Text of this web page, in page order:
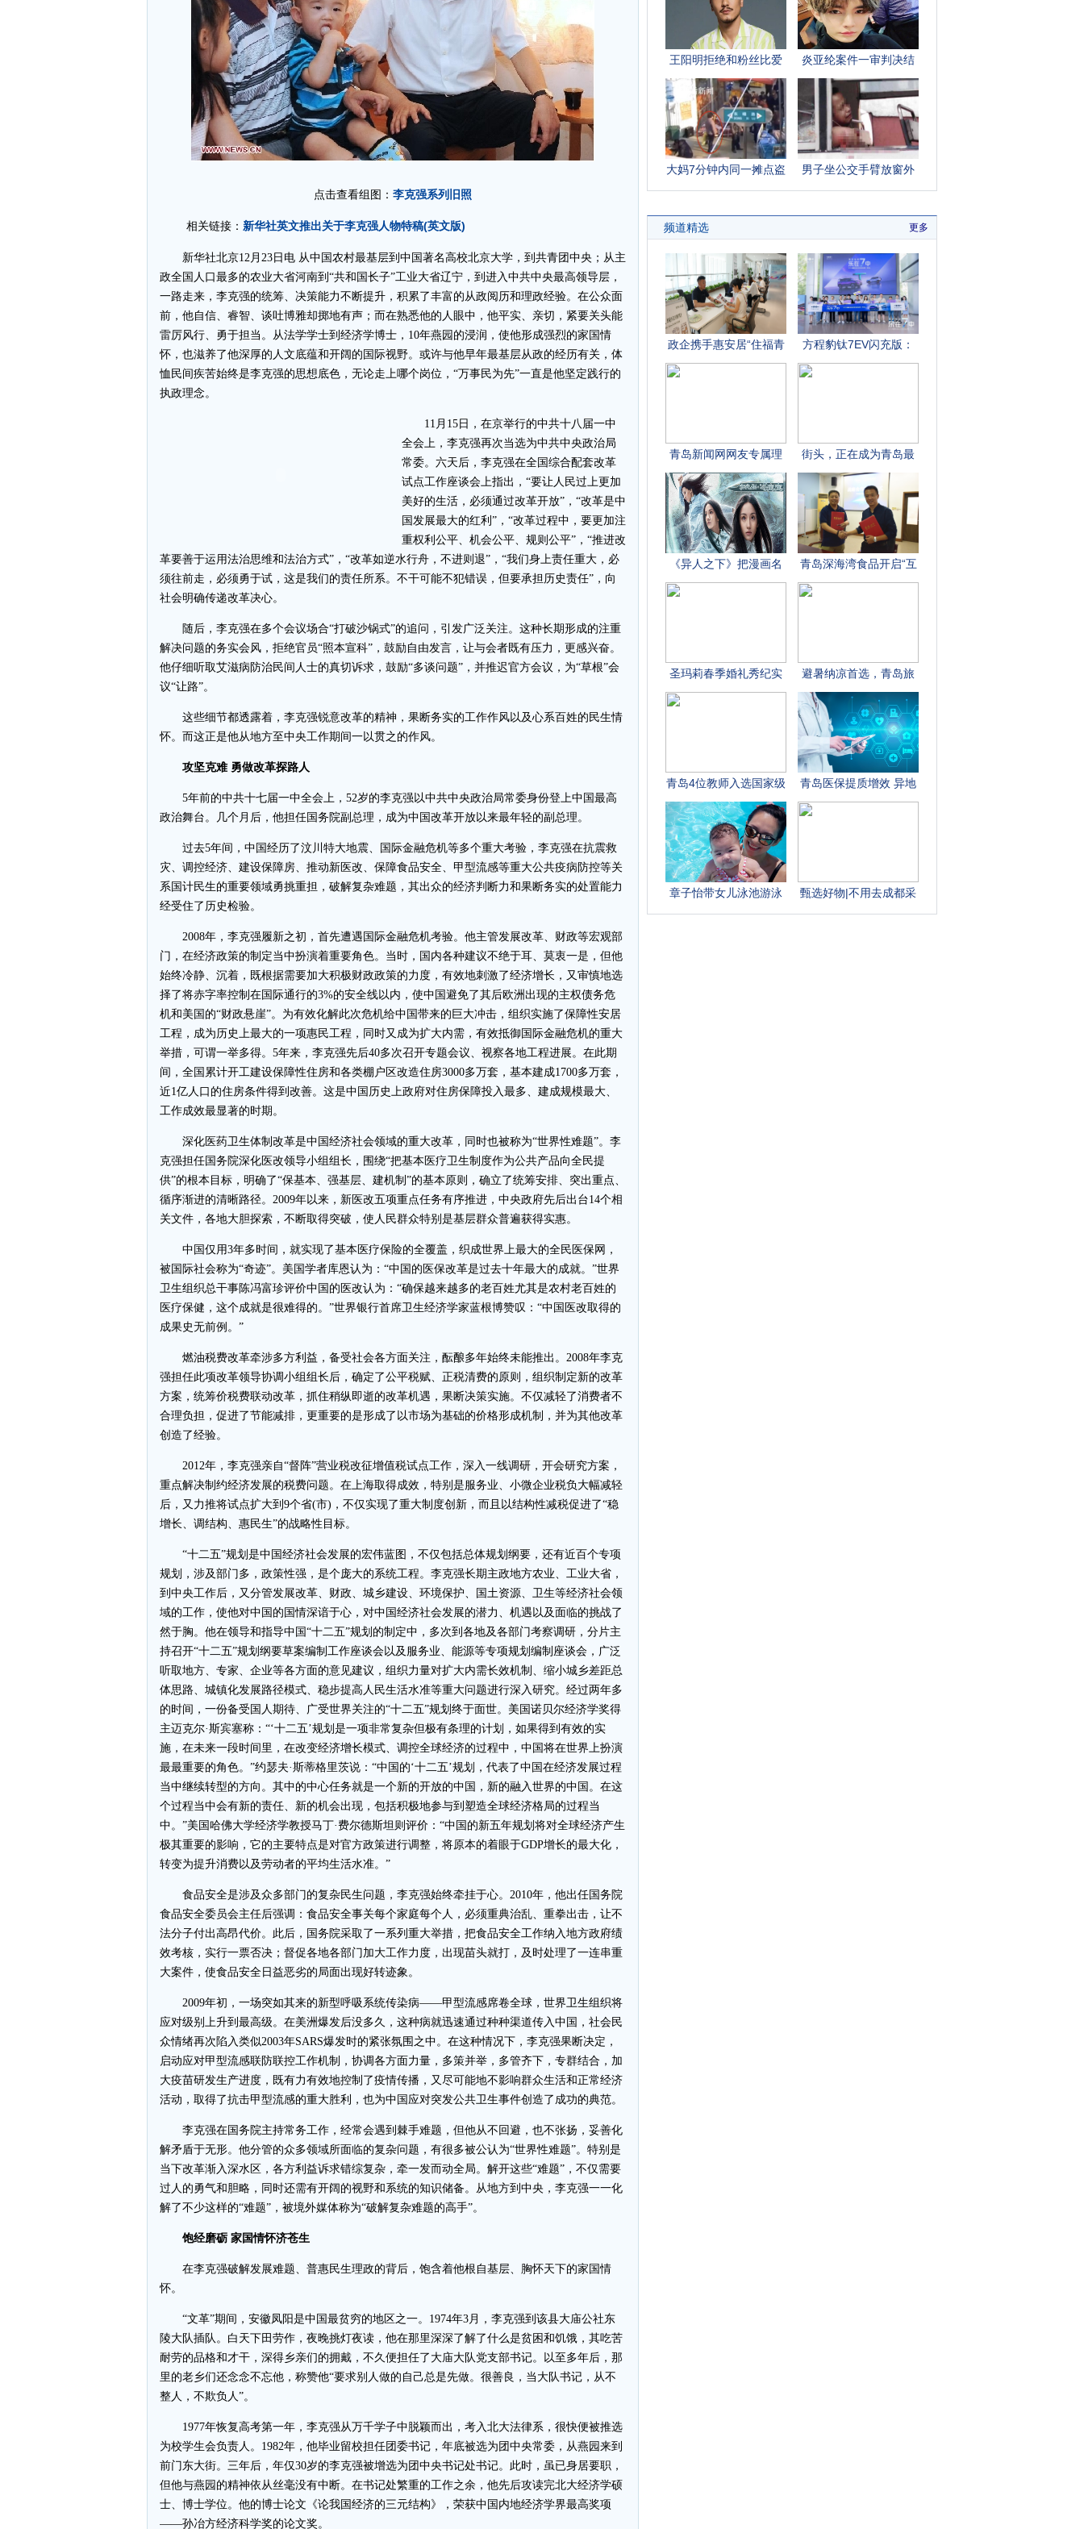
点击查看组图： 李克强系列旧照
相关链接： 新华社英文推出关于李克强人物特稿(英文版)
新华社北京12月23日电 从中国农村最基层到中国著名高校北京大学，到共青团中央；从主
政全国人口最多的农业大省河南到“共和国长子”工业大省辽宁，到进入中共中央最高领导层，
一路走来，李克强的统筹、决策能力不断提升，积累了丰富的从政阅历和理政经验。在公众面
前，他自信、睿智、谈吐博雅却掷地有声；而在熟悉他的人眼中，他平实、亲切，紧要关头能
雷厉风行、勇于担当。从法学学士到经济学博士，10年燕园的浸润，使他形成强烈的家国情
怀，也滋养了他深厚的人文底蕴和开阔的国际视野。或许与他早年最基层从政的经历有关，体
恤民间疾苦始终是李克强的思想底色，无论走上哪个岗位，“万事民为先”一直是他坚定践行的
执政理念。
11月15日，在京举行的中共十八届一中
全会上，李克强再次当选为中共中央政治局
常委。六天后，李克强在全国综合配套改革
试点工作座谈会上指出，“要让人民过上更加
美好的生活，必须通过改革开放”，“改革是中
国发展最大的红利”，“改革过程中，要更加注
重权利公平、机会公平、规则公平”，“推进改
革要善于运用法治思维和法治方式”，“改革如逆水行舟，不进则退”，“我们身上责任重大，必
须往前走，必须勇于试，这是我们的责任所系。不干可能不犯错误，但要承担历史责任”，向
社会明确传递改革决心。
随后，李克强在多个会议场合“打破沙锅式”的追问，引发广泛关注。这种长期形成的注重
解决问题的务实会风，拒绝官员“照本宣科”，鼓励自由发言，让与会者既有压力，更感兴奋。
他仔细听取艾滋病防治民间人士的真切诉求，鼓励“多谈问题”，并推迟官方会议，为“草根”会
议“让路”。
这些细节都透露着，李克强锐意改革的精神，果断务实的工作作风以及心系百姓的民生情
怀。而这正是他从地方至中央工作期间一以贯之的作风。
攻坚克难 勇做改革探路人
5年前的中共十七届一中全会上，52岁的李克强以中共中央政治局常委身份登上中国最高
政治舞台。几个月后，他担任国务院副总理，成为中国改革开放以来最年轻的副总理。
过去5年间，中国经历了汶川特大地震、国际金融危机等多个重大考验，李克强在抗震救
灾、调控经济、建设保障房、推动新医改、保障食品安全、甲型流感等重大公共疫病防控等关
系国计民生的重要领域勇挑重担，破解复杂难题，其出众的经济判断力和果断务实的处置能力
经受住了历史检验。
2008年，李克强履新之初，首先遭遇国际金融危机考验。他主管发展改革、财政等宏观部
门，在经济政策的制定当中扮演着重要角色。当时，国内各种建议不绝于耳、莫衷一是，但他
始终冷静、沉着，既根据需要加大积极财政政策的力度，有效地刺激了经济增长，又审慎地选
择了将赤字率控制在国际通行的3%的安全线以内，使中国避免了其后欧洲出现的主权债务危
机和美国的“财政悬崖”。为有效化解此次危机给中国带来的巨大冲击，组织实施了保障性安居
工程，成为历史上最大的一项惠民工程，同时又成为扩大内需，有效抵御国际金融危机的重大
举措，可谓一举多得。5年来，李克强先后40多次召开专题会议、视察各地工程进展。在此期
间，全国累计开工建设保障性住房和各类棚户区改造住房3000多万套，基本建成1700多万套，
近1亿人口的住房条件得到改善。这是中国历史上政府对住房保障投入最多、建成规模最大、
工作成效最显著的时期。
深化医药卫生体制改革是中国经济社会领域的重大改革，同时也被称为“世界性难题”。李
克强担任国务院深化医改领导小组组长，围绕“把基本医疗卫生制度作为公共产品向全民提
供”的根本目标，明确了“保基本、强基层、建机制”的基本原则，确立了统筹安排、突出重点、
循序渐进的清晰路径。2009年以来，新医改五项重点任务有序推进，中央政府先后出台14个相
关文件，各地大胆探索，不断取得突破，使人民群众特别是基层群众普遍获得实惠。
中国仅用3年多时间，就实现了基本医疗保险的全覆盖，织成世界上最大的全民医保网，
被国际社会称为“奇迹”。美国学者库恩认为：“中国的医保改革是过去十年最大的成就。”世界
卫生组织总干事陈冯富珍评价中国的医改认为：“确保越来越多的老百姓尤其是农村老百姓的
医疗保健，这个成就是很难得的。”世界银行首席卫生经济学家蓝根博赞叹：“中国医改取得的
成果史无前例。”
燃油税费改革牵涉多方利益，备受社会各方面关注，酝酿多年始终未能推出。2008年李克
强担任此项改革领导协调小组组长后，确定了公平税赋、正税清费的原则，组织制定新的改革
方案，统筹价税费联动改革，抓住稍纵即逝的改革机遇，果断决策实施。不仅减轻了消费者不
合理负担，促进了节能减排，更重要的是形成了以市场为基础的价格形成机制，并为其他改革
创造了经验。
2012年，李克强亲自“督阵”营业税改征增值税试点工作，深入一线调研，开会研究方案，
重点解决制约经济发展的税费问题。在上海取得成效，特别是服务业、小微企业税负大幅减轻
后，又力推将试点扩大到9个省(市)，不仅实现了重大制度创新，而且以结构性减税促进了“稳
增长、调结构、惠民生”的战略性目标。
“十二五”规划是中国经济社会发展的宏伟蓝图，不仅包括总体规划纲要，还有近百个专项
规划，涉及部门多，政策性强，是个庞大的系统工程。李克强长期主政地方农业、工业大省，
到中央工作后，又分管发展改革、财政、城乡建设、环境保护、国土资源、卫生等经济社会领
域的工作，使他对中国的国情深谙于心，对中国经济社会发展的潜力、机遇以及面临的挑战了
然于胸。他在领导和指导中国“十二五”规划的制定中，多次到各地及各部门考察调研，分片主
持召开“十二五”规划纲要草案编制工作座谈会以及服务业、能源等专项规划编制座谈会，广泛
听取地方、专家、企业等各方面的意见建议，组织力量对扩大内需长效机制、缩小城乡差距总
体思路、城镇化发展路径模式、稳步提高人民生活水准等重大问题进行深入研究。经过两年多
的时间，一份备受国人期待、广受世界关注的“十二五”规划终于面世。美国诺贝尔经济学奖得
主迈克尔·斯宾塞称：“‘十二五’规划是一项非常复杂但极有条理的计划，如果得到有效的实
施，在未来一段时间里，在改变经济增长模式、调控全球经济的过程中，中国将在世界上扮演
最最重要的角色。”约瑟夫·斯蒂格里茨说：“中国的‘十二五’规划，代表了中国在经济发展过程
当中继续转型的方向。其中的中心任务就是一个新的开放的中国，新的融入世界的中国。在这
个过程当中会有新的责任、新的机会出现，包括积极地参与到塑造全球经济格局的过程当
中。”美国哈佛大学经济学教授马丁·费尔德斯坦则评价：“中国的新五年规划将对全球经济产生
极其重要的影响，它的主要特点是对官方政策进行调整，将原本的着眼于GDP增长的最大化，
转变为提升消费以及劳动者的平均生活水准。”
食品安全是涉及众多部门的复杂民生问题，李克强始终牵挂于心。2010年，他出任国务院
食品安全委员会主任后强调：食品安全事关每个家庭每个人，必须重典治乱、重拳出击，让不
法分子付出高昂代价。此后，国务院采取了一系列重大举措，把食品安全工作纳入地方政府绩
效考核，实行一票否决；督促各地各部门加大工作力度，出现苗头就打，及时处理了一连串重
大案件，使食品安全日益恶劣的局面出现好转迹象。
2009年初，一场突如其来的新型呼吸系统传染病——甲型流感席卷全球，世界卫生组织将
应对级别上升到最高级。在美洲爆发后没多久，这种病就迅速通过种种渠道传入中国，社会民
众情绪再次陷入类似2003年SARS爆发时的紧张氛围之中。在这种情况下，李克强果断决定，
启动应对甲型流感联防联控工作机制，协调各方面力量，多策并举，多管齐下，专群结合，加
大疫苗研发生产进度，既有力有效地控制了疫情传播，又尽可能地不影响群众生活和正常经济
活动，取得了抗击甲型流感的重大胜利，也为中国应对突发公共卫生事件创造了成功的典范。
李克强在国务院主持常务工作，经常会遇到棘手难题，但他从不回避，也不张扬，妥善化
解矛盾于无形。他分管的众多领域所面临的复杂问题，有很多被公认为“世界性难题”。特别是
当下改革渐入深水区，各方利益诉求错综复杂，牵一发而动全局。解开这些“难题”，不仅需要
过人的勇气和胆略，同时还需有开阔的视野和系统的知识储备。从地方到中央，李克强一一化
解了不少这样的“难题”，被境外媒体称为“破解复杂难题的高手”。
饱经磨砺 家国情怀济苍生
在李克强破解发展难题、普惠民生理政的背后，饱含着他根自基层、胸怀天下的家国情
怀。
“文革”期间，安徽凤阳是中国最贫穷的地区之一。1974年3月，李克强到该县大庙公社东
陵大队插队。白天下田劳作，夜晚挑灯夜读，他在那里深深了解了什么是贫困和饥饿，其吃苦
耐劳的品格和才干，深得乡亲们的拥戴，不久便担任了大庙大队党支部书记。以至多年后，那
里的老乡们还念念不忘他，称赞他“要求别人做的自己总是先做。很善良，当大队书记，从不
整人，不欺负人”。
1977年恢复高考第一年，李克强从万千学子中脱颖而出，考入北大法律系，很快便被推选
为校学生会负责人。1982年，他毕业留校担任团委书记，年底被选为团中央常委，从燕园来到
前门东大街。三年后，年仅30岁的李克强被增选为团中央书记处书记。此时，虽已身居要职，
但他与燕园的精神依从丝毫没有中断。在书记处繁重的工作之余，他先后攻读完北大经济学硕
士、博士学位。他的博士论文《论我国经济的三元结构》，荣获中国内地经济学界最高奖项
——孙冶方经济科学奖的论文奖。